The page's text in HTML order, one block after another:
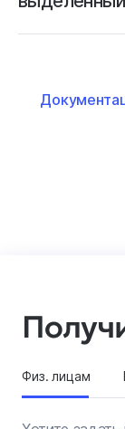
Физ. лицам